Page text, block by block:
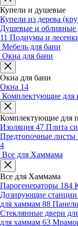
Купели и душевые
Купели из дерева
Душевые и обливные
11 Подиумы и
Мебель для бани
Окна для бани
Окна для бани
Окна 14
Комплектующие для
Комплектующие для
Изоляция 47 Плита
Предтопочные листы
4
Все для Хаммама
Все для Хаммама
Парогенераторы 184
Дозирующие станции
для хаммам 88
Стеклянные двери
для хаммам 63